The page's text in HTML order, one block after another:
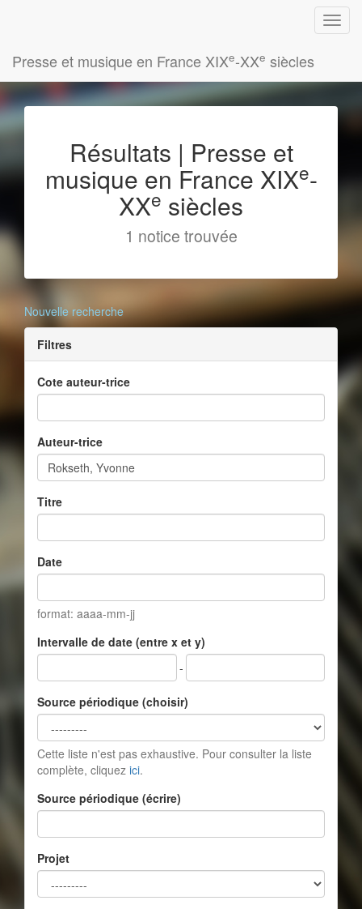
Presse et musique en France XIXe-XXe siècles
Résultats | Presse et
musique en France XIXe-
XXe siècles
1 notice trouvée
Nouvelle recherche
Filtres
Cote auteur-trice
Auteur-trice
Titre
Date
format: aaaa-mm-jj
Intervalle de date (entre x et y)
-
Source périodique (choisir)
Cette liste n'est pas exhaustive. Pour consulter la liste
complète, cliquez ici.
Source périodique (écrire)
Projet